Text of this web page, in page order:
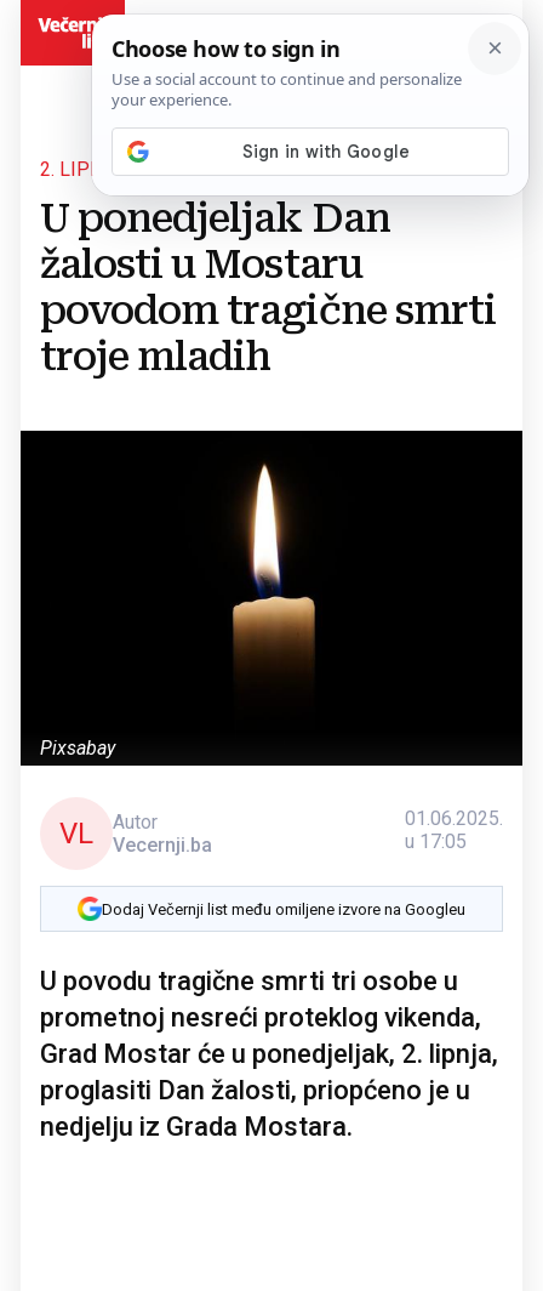
2. LIPNJA
U ponedjeljak Dan
žalosti u Mostaru
povodom tragične smrti
troje mladih
Pixsabay
VL
Autor
Vecernji.ba
01.06.2025.
u 17:05
Dodaj Večernji list među omiljene izvore na Googleu
U povodu tragične smrti tri osobe u
prometnoj nesreći proteklog vikenda,
Grad Mostar će u ponedjeljak, 2. lipnja,
proglasiti Dan žalosti, priopćeno je u
nedjelju iz Grada Mostara.